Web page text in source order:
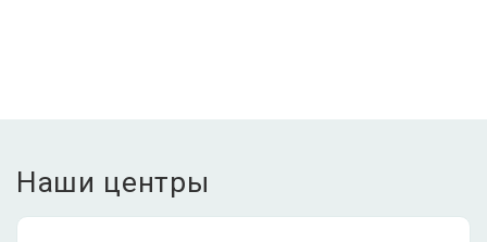
ЛДЦ Долголетие •
Наши центры